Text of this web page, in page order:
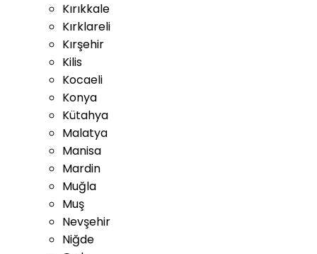
Kırıkkale
Kırklareli
Kırşehir
Kilis
Kocaeli
Konya
Kütahya
Malatya
Manisa
Mardin
Muğla
Muş
Nevşehir
Niğde